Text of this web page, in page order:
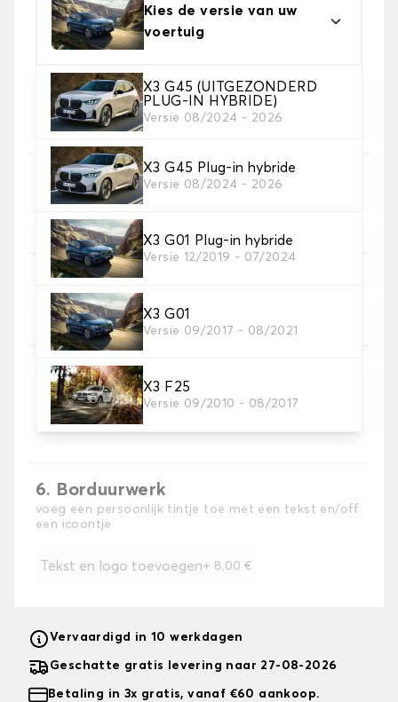
Kies de versie van uw
voertuig
X3 G45 (UITGEZONDERD
PLUG-IN HYBRIDE)
Versie 08/2024 - 2026
X3 G45 Plug-in hybride
Versie 08/2024 - 2026
X3 G01 Plug-in hybride
Versie 12/2019 - 07/2024
X3 G01
Versie 09/2017 - 08/2021
X3 F25
Versie 09/2010 - 08/2017
2. Materiaal
Kies het materiaal van uw kofferbakmat
3. Tapijt kleuren
Kies de kleur van je tapijt kofferruimte.
Kies het materiaal voor de riem.
5. Kleur koord
Kies de kleur van de riem.
6. Borduurwerk
voeg een persoonlijk tintje toe met een tekst en/off
een icoontje
Tekst en logo toevoegen+ 8,00 €
Vervaardigd in 10 werkdagen
Geschatte gratis levering naar 27-08-2026
Betaling in 3x gratis, vanaf €60 aankoop.